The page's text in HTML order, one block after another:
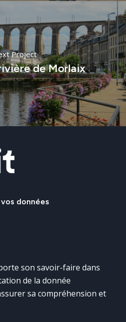
Project
de Morlaix
vos données
son savoir-faire dans
de la donnée
sa compréhension et